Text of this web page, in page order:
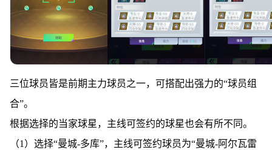
三位球员皆是前期主力球员之一，可搭配出强力的“球员组
合”。
根据选择的当家球星，主线可签约的球星也会有所不同。
（1）选择“曼城-多库”，主线可签约球员为“曼城-阿尔瓦雷